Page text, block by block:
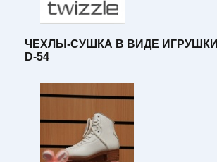
ЧЕХЛЫ-СУШКА В ВИДЕ ИГРУШКИ
D-54